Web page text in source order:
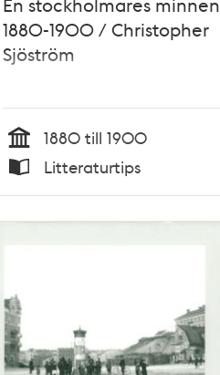
1880-1900 / Christopher
Sjöström
Tid
1880 till 1900
Typ
Litteraturtips